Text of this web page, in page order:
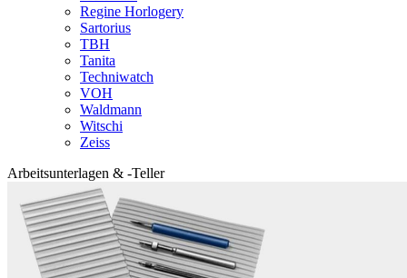
Regine Horlogery
Sartorius
TBH
Tanita
Techniwatch
VOH
Waldmann
Witschi
Zeiss
Arbeitsunterlagen & -Teller